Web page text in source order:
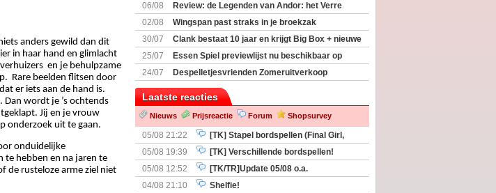
anders gewild dan dit
in haar hand en glimlacht
en je behulpzame
Rare beelden flitsen door
er iets aan de hand is.
wordt je ’s ochtends
Jij en je vrouw
onderzoek uit te gaan.
onduidelijke
te hebben en na jaren te
de rusteloze arme ziel niet
06/08
Review: de Legenden van Andor: het Verre
Land
02/08
Wingspan past straks in je broekzak
30/07
Clank bestaat 10 jaar en krijgt Big Box + nieuwe
uitbreiding
25/07
Essen Spiel previewlijst nu beschikbaar op
Boardgamegeek
24/07
Despelletjesvrienden Zomeruitverkoop
Laatste reacties
Nieuws Prijsreactie Forum Shopsurvey
05/08 21:22
[TK] Stapel bordspellen (Final Girl,
Nemesis Retaliation, Zombicide Invader)
05/08 19:39
[TK] Verschillende bordspellen!
05/08 12:52
[TK/TR]Update 05/08 o.a.
Prijsverlagingen, Imperium Horizons, 20 Strong
04/08 21:10
Shelfie!